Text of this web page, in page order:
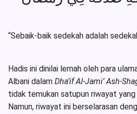
“Sebaik-baik sedekah adalah
Hadis ini dinilai lemah oleh para
Albani dalam Dha’if Al-Jami’ Ash-
tidak temukan satupun riwayat
Namun, riwayat ini berselarasan